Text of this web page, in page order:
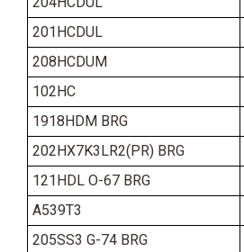
201HCDUL
208HCDUM
102HC
1918HDM BRG
202HX7K3LR2(PR) BRG
121HDL O-67 BRG
A539T3
205SS3 G-74 BRG